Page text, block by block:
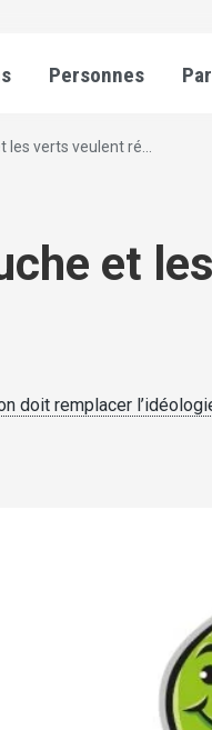
Personnes
les verts veulent ré...
et
doit remplacer